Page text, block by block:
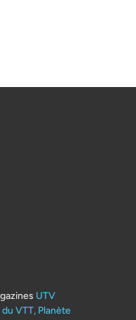
UTV
VTT, Planète